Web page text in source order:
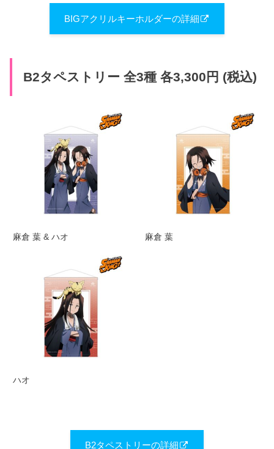
BIGアクリルキーホルダーの詳細
B2タペストリー 全3種 各3,300円 (税込)
麻倉 葉 & ハオ 麻倉 葉
ハオ
B2タペストリーの詳細